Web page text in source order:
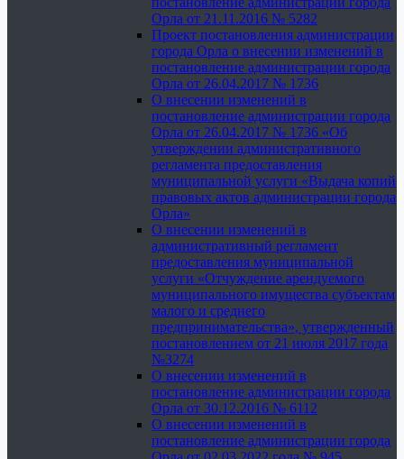
Орла от 21.11.2016 № 5282
Проект постановления администрации
города Орла о внесении изменений в
постановление администрации города
Орла от 26.04.2017 № 1736
О внесении изменений в
постановление администрации города
Орла от 26.04.2017 № 1736 «Об
утверждении административного
регламента предоставления
муниципальной услуги «Выдача копий
правовых актов администрации города
Орла»
О внесении изменений в
административный регламент
предоставления муниципальной
услуги «Отчуждение арендуемого
муниципального имущества субъектам
малого и среднего
предпринимательства», утвержденный
постановлением от 21 июля 2017 года
№3274
О внесении изменений в
постановление администрации города
Орла от 30.12.2016 № 6112
О внесении изменений в
постановление администрации города